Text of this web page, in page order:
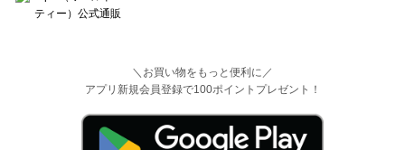
＼お買い物をもっと便利に／
アプリ新規会員登録で100ポイントプレゼント！